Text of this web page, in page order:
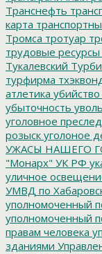
Транснефть
карта
Тромса тротуар
трудовые ресурсы
Тукалевский
турфирма
атлетика убийство
убыточность
уголовное
розыск уголоное
УЖАСЫ НАШЕГО
"Монарх" УК РФ
уличное
УМВД по
уполномоченный
уполномоченный
правам человека
зданиями